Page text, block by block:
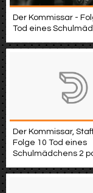
Der Kommissar -
Tod eines
Der Kommissar,
Folge 10 Tod eines
Schulmädchens 2